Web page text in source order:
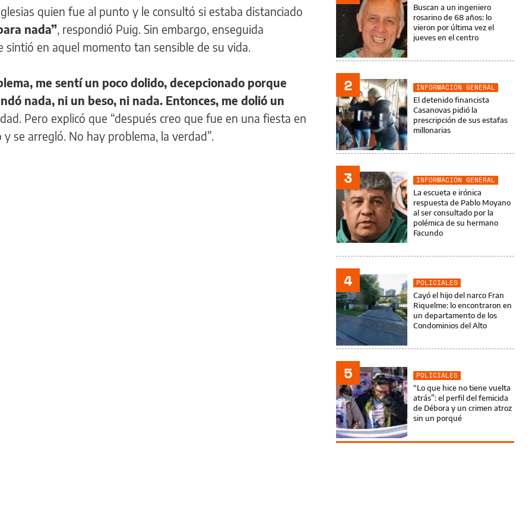
quien fue al punto y le consultó si estaba distanciado
nada”, respondió Puig. Sin embargo, enseguida
en aquel momento tan sensible de su vida.
me sentí un poco dolido, decepcionado porque
nada, ni un beso, ni nada. Entonces, me dolió un
Pero explicó que “después creo que fue en una fiesta en
se arregló. No hay problema, la verdad”.
Buscan a un ingeniero
rosarino de 68 años: lo
vieron por última vez el
jueves en el centro
2
INFORMACIÓN GENERAL
El detenido financista
Casanovas pidió la
prescripción de sus estafas
millonarias
3
INFORMACIÓN GENERAL
La escueta e irónica
respuesta de Pablo Moyano
al ser consultado por la
polémica de su hermano
Facundo
4
POLICIALES
Cayó el hijo del narco Fran
Riquelme: lo encontraron en
un departamento de los
Condominios del Alto
5
POLICIALES
“Lo que hice no tiene vuelta
atrás”: el perfil del femicida
de Débora y un crimen atroz
sin un porqué